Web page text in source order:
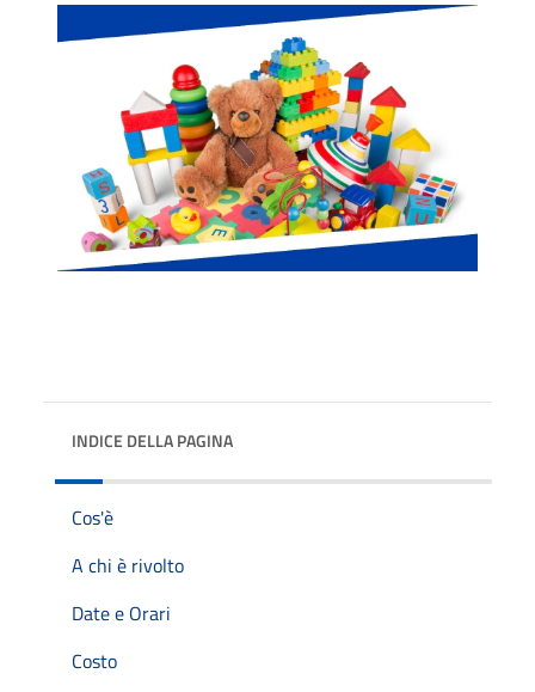
INDICE DELLA PAGINA
Cos'è
A chi è rivolto
Date e Orari
Costo